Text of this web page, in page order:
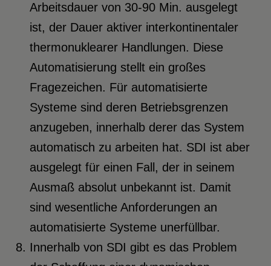
Arbeitsdauer von 30-90 Min. ausgelegt
ist, der Dauer aktiver interkontinentaler
thermonuklearer Handlungen. Diese
Automatisierung stellt ein großes
Fragezeichen. Für automatisierte
Systeme sind deren Betriebsgrenzen
anzugeben, innerhalb derer das System
automatisch zu arbeiten hat. SDI ist aber
ausgelegt für einen Fall, der in seinem
Ausmaß absolut unbekannt ist. Damit
sind wesentliche Anforderungen an
automatisierte Systeme unerfüllbar.
Innerhalb von SDI gibt es das Problem